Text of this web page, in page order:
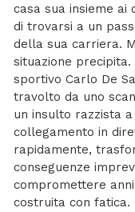
casa sua insieme
di trovarsi a un
della sua carriera.
situazione
sportivo Carlo De
travolto da uno
un insulto razzista
collegamento in
rapidamente,
conseguenze
compromettere
costruita con fatica.